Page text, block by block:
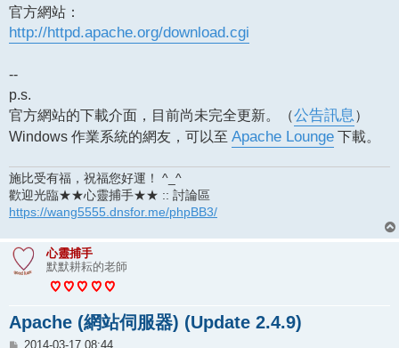
官方網站：
http://httpd.apache.org/download.cgi
--
p.s.
官方網站的下載介面，目前尚未完全更新。（公告訊息 ）
Windows 作業系統的網友，可以至 Apache Lounge 下載。
施比受有福，祝福您好運！ ^_^
歡迎光臨★★心靈捕手★★ :: 討論區
https://wang5555.dnsfor.me/phpBB3/
心靈捕手
默默耕耘的老師
Apache (網站伺服器) (Update 2.4.9)
文
2014-03-17 08:44